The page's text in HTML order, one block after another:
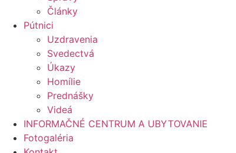
Články
Pútnici
Uzdravenia
Svedectvá
Úkazy
Homílie
Prednášky
Videá
INFORMAČNÉ CENTRUM A UBYTOVANIE
Fotogaléria